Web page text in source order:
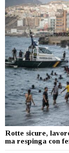
Rotte sicure,
ma respinga con